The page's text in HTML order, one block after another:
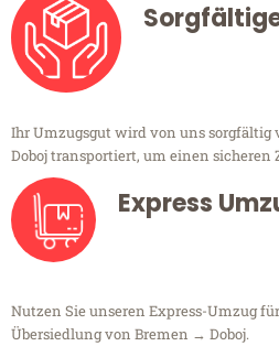
Ihr Umzugsgut wird von uns
Doboj transportiert, um einen sicheren
Express
Nutzen Sie unseren Express-Umzug
Übersiedlung von Bremen → Doboj.